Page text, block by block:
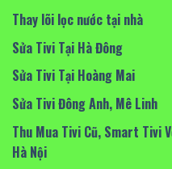
Thay lõi lọc nước tại nhà
Sửa Tivi Tại Hà Đông
Sửa Tivi Tại Hoàng Mai
Sửa Tivi Đông Anh, Mê Linh
Thu Mua Tivi Cũ, Smart Tivi
Hà Nội